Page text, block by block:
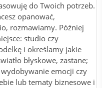
do Twoich potrzeb.
opanować,
rozmawiamy. Później
studio czy
i określamy jakie
błyskowe, zastane;
emocji czy
lub tematy biznesowe i